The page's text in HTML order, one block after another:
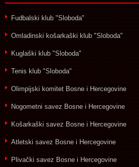
Fudbalski klub "Sloboda"
Omladinski košarkaški klub "Sloboda"
Kuglaški klub "Sloboda"
Tenis klub "Sloboda"
Olimpijski komitet Bosne i Hercegovine
Nogometni savez Bosne i Hercegovine
Košarkaški savez Bosne i Hercegovine
Atletski savez Bosne i Hercegovine
Plivački savez Bosne i Hercegovine